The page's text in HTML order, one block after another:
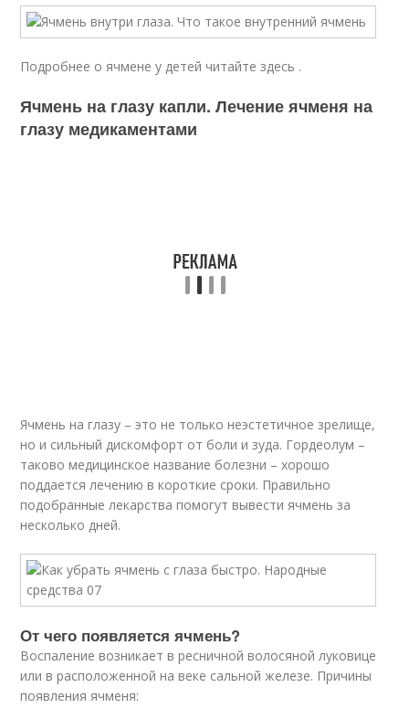
Подробнее о ячмене у детей читайте здесь .
Ячмень на глазу капли. Лечение ячменя на
глазу медикаментами
Ячмень на глазу – это не только неэстетичное зрелище,
но и сильный дискомфорт от боли и зуда. Гордеолум –
таково медицинское название болезни – хорошо
поддается лечению в короткие сроки. Правильно
подобранные лекарства помогут вывести ячмень за
несколько дней.
От чего появляется ячмень?
Воспаление возникает в ресничной волосяной луковице
или в расположенной на веке сальной железе. Причины
появления ячменя: